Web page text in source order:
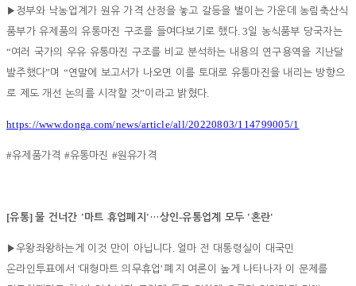
▶ 정부와 낙농업계가 원유 가격 산정을 놓고 갈등을 벌이는 가운데 농림축산식
품부가 유제품의 유통마진 구조를 들여다보기로 했다. 3일 농식품부 당국자는
“여러 국가의 우유 유통마진 구조를 비교 분석하는 내용의 연구용역을 지난달
발주했다”며 “연말에 보고서가 나오면 이를 토대로 유통마진을 내리는 방향으
로 제도 개선 논의를 시작할 것”이라고 밝혔다.
https://www.donga.com/news/article/all/20220803/114799005/1
#유제품가격 #유통마진 #원유가격
[유통]물 건너간 '마트 휴업폐지 '…상인-유통업계 모두 '혼란'
▶우왕좌왕하는게 이것 만이 아닙니다. 얼마 전 대통령실이 대국민
온라인투표에서'대형마트 의무휴업'폐지 여론이 높게 나타나자 이 문제를